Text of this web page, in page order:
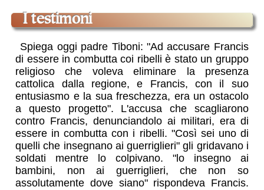
I testimoni
Spiega oggi padre Tiboni: "Ad accusare Francis
di essere in combutta coi ribelli è stato un gruppo
religioso che voleva eliminare la presenza
cattolica dalla regione, e Francis, con il suo
entusiasmo e la sua freschezza, era un ostacolo
a questo progetto". L'accusa che scagliarono
contro Francis, denunciandolo ai militari, era di
essere in combutta con i ribelli. "Così sei uno di
quelli che insegnano ai guerriglieri" gli gridavano i
soldati mentre lo colpivano. "lo insegno ai
bambini, non ai guerriglieri, che non so
assolutamente dove siano" rispondeva Francis.